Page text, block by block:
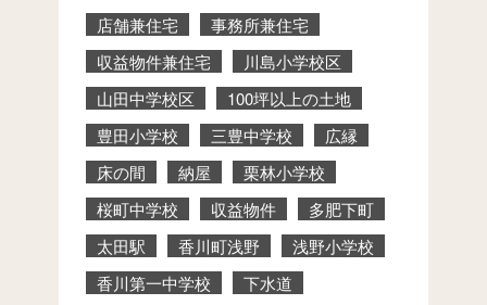
店舗兼住宅
事務所兼住宅
収益物件兼住宅
川島小学校区
山田中学校区
100坪以上の土地
豊田小学校
三豊中学校
広縁
床の間
納屋
栗林小学校
桜町中学校
収益物件
多肥下町
太田駅
香川町浅野
浅野小学校
香川第一中学校
下水道